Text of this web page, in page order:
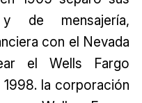
y de mensajería,
con el Nevada
el Wells Fargo
1998. la corporación